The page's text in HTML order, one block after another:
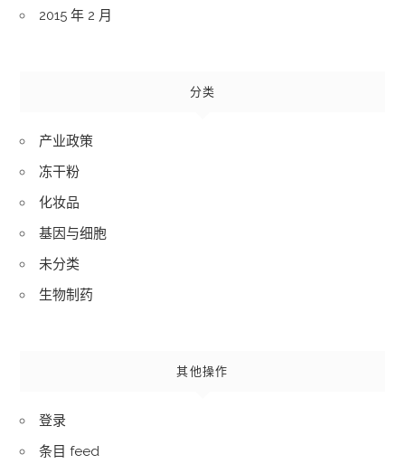
2015 年 2 月
分类
产业政策
冻干粉
化妆品
基因与细胞
未分类
生物制药
其他操作
登录
条目 feed